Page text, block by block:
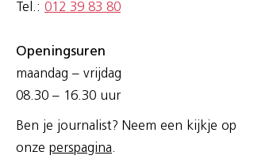
Tel.: 012 39 83 80
Openingsuren
maandag – vrijdag
08.30 – 16.30 uur
Ben je journalist? Neem een kijkje op
onze perspagina.